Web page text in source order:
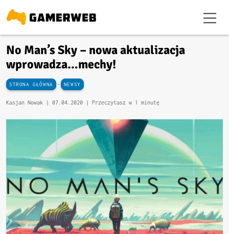
No Man’s Sky – nowa aktualizacja
wprowadza…mechy!
STRONA GŁÓWNA - NEWSY
Kasjan Nowak | 07.04.2020 | Przeczytasz w 1 minutę